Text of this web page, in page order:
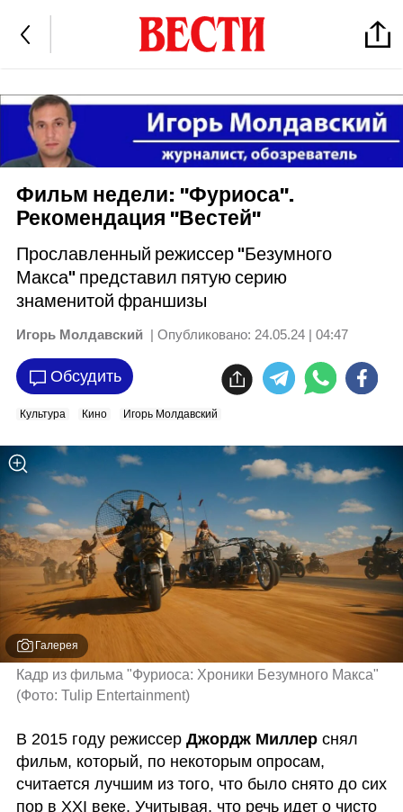
Фильм недели: "Фуриоса".
Рекомендация "Вестей"
Прославленный режиссер "Безумного
Макса" представил пятую серию
знаменитой франшизы
Игорь Молдавский | Опубликовано: 24.05.24 | 04:47
Обсудить
Культура Кино Игорь Молдавский
Галерея
(Фото: Tulip Entertainment)
В 2015 году режиссер Джордж Миллер cнял
фильм, который, по некоторым опросам,
считается лучшим из того, что было снято до сих
пор в XXI веке. Учитывая, что речь идет о чисто